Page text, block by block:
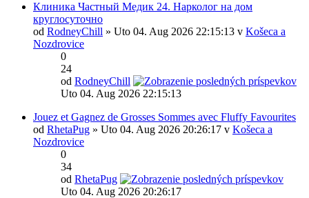
Клиника Частный Медик 24. Нарколог на дом
круглосуточно
od RodneyChill » Uto 04. Aug 2026 22:15:13 v Košeca a
Nozdrovice
0
24
od RodneyChill
Uto 04. Aug 2026 22:15:13
Jouez et Gagnez de Grosses Sommes avec Fluffy Favourites
od RhetaPug » Uto 04. Aug 2026 20:26:17 v Košeca a
Nozdrovice
0
34
od RhetaPug
Uto 04. Aug 2026 20:26:17